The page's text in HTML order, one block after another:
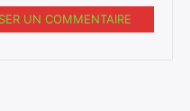
UN COMMENTAIRE